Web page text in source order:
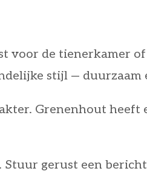
voor de tienerkamer
stijl —
Grenenhout
gerust een